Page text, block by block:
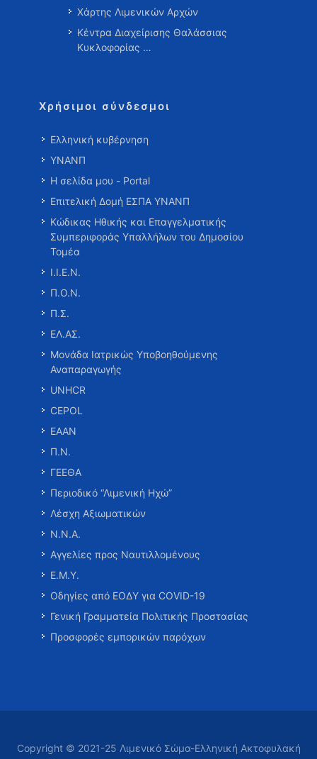
Χάρτης Λιμενικών Αρχών
Κέντρα Διαχείρισης Θαλάσσιας
Κυκλοφορίας …
Χρήσιμοι σύνδεσμοι
Ελληνική κυβέρνηση
ΥΝΑΝΠ
Η σελίδα μου - Portal
Επιτελική Δομή ΕΣΠΑ ΥΝΑΝΠ
Κώδικας Ηθικής και Επαγγελματικής
Συμπεριφοράς Υπαλλήλων του Δημοσίου
Τομέα
Ι.Ι.Ε.Ν.
Π.Ο.Ν.
Π.Σ.
ΕΛ.ΑΣ.
Μονάδα Ιατρικώς Υποβοηθούμενης
Αναπαραγωγής
UNHCR
CEPOL
ΕΑΑΝ
Π.Ν.
ΓΕΕΘΑ
Περιοδικό “Λιμενική Ηχώ”
Λέσχη Αξιωματικών
Ν.Ν.Α.
Αγγελίες προς Ναυτιλλομένους
Ε.Μ.Υ.
Οδηγίες από ΕΟΔΥ για COVID-19
Γενική Γραμματεία Πολιτικής Προστασίας
Προσφορές εμπορικών παρόχων
Copyright © 2021-25 Λιμενικό Σώμα-Ελληνική Ακτοφυλακή